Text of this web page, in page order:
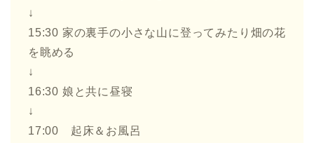
↓
15:30 家の裏手の小さな山に登ってみたり畑の花
を眺める
↓
16:30 娘と共に昼寝
↓
17:00 起床＆お風呂